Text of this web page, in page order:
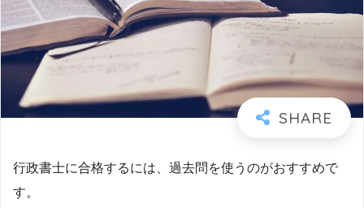
行政書士に合格するには、過去問を使うのがおすすめで
す。